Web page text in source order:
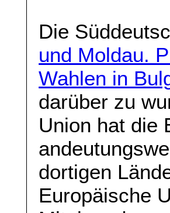
Die
und Moldau.
Wahlen in
darüber zu
Union hat die
dortigen
Europäische